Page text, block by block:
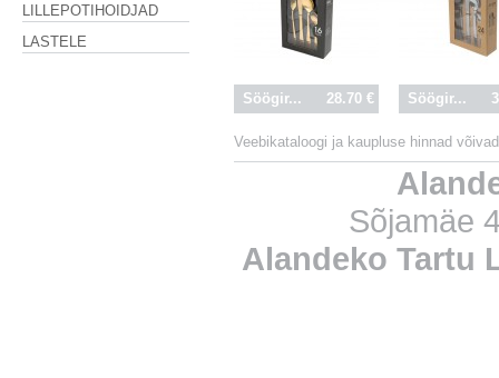
28.70 €
Söögir... Söögir...
Veebikataloogi ja kaupluse hinnad
LILLEPOTIHOIDJAD
LASTELE
Sõjamäe
Alandeko Tartu